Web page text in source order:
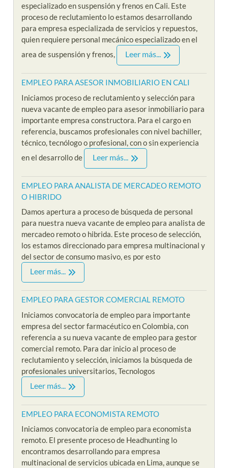
especializado en suspensión y frenos en Cali. Este
proceso de reclutamiento lo estamos desarrollando
para empresa especializada de servicios y repuestos,
quien requiere personal mecánico especializado en el
area de suspensión y frenos,
Leer más...
EMPLEO PARA ASESOR INMOBILIARIO EN CALI
Iniciamos proceso de reclutamiento y selección para
nueva vacante de empleo para asesor inmobiliario para
importante empresa constructora. Para el cargo en
referencia, buscamos profesionales con nivel bachiller,
técnico, tecnólogo o profesional, con o sin experiencia
en el desarrollo de
Leer más...
EMPLEO PARA ANALISTA DE MERCADEO REMOTO
O HIBRIDO
Damos apertura a proceso de búsqueda de personal
para nuestra nueva vacante de empleo para analista de
mercadeo remoto o hibrida. Este proceso de selección,
los estamos direccionado para empresa multinacional y
del sector de consumo masivo, es por esto
Leer más...
EMPLEO PARA GESTOR COMERCIAL REMOTO
Iniciamos convocatoria de empleo para importante
empresa del sector farmacéutico en Colombia, con
referencia a su nueva vacante de empleo para gestor
comercial remoto. Para dar inicio al proceso de
reclutamiento y selección, iniciamos la búsqueda de
profesionales universitarios, Tecnologos
Leer más...
EMPLEO PARA ECONOMISTA REMOTO
Iniciamos convocatoria de empleo para economista
remoto. El presente proceso de Headhunting lo
encontramos desarrollando para empresa
multinacional de servicios ubicada en Lima, aunque se